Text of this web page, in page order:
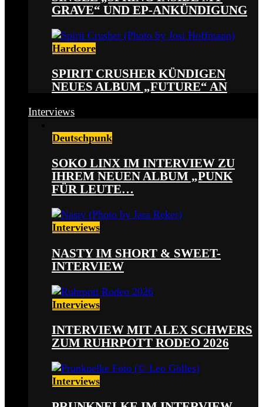
GRAVE“ UND EP-ANKÜNDIGUNG
Hardcore
SPIRIT CRUSHER KÜNDIGEN
NEUES ALBUM „FUTURE“ AN
Interviews
Deutschpunk
SOKO LINX IM INTERVIEW ZU
IHREM NEUEN ALBUM „PUNK
FÜR LEUTE…
Interviews
NASTY IM SHORT & SWEET-
INTERVIEW
Interviews
INTERVIEW MIT ALEX SCHWERS
ZUM RUHRPOTT RODEO 2026
Interviews